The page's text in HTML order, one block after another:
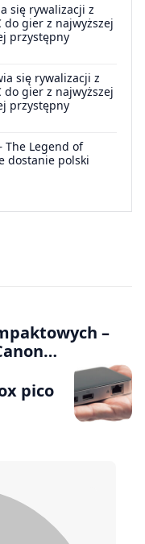
się rywalizacji z
do gier z najwyższej
przystępny
się rywalizacji z
do gier z najwyższej
przystępny
The Legend of
dostanie polski
–
pico